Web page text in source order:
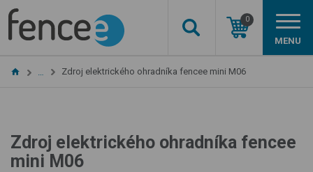
0
MENU
Zdroj elektrického ohradníka fencee mini M06
Zdroj elektrického ohradníka fencee
mini M06